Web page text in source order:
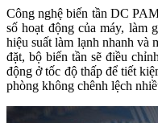
Công nghệ biến tần DC
số hoạt động của máy, làm
hiệu suất làm lạnh nhanh và
đặt, bộ biến tần sẽ điều
động ở tốc độ thấp để tiết
phòng không chênh lệch